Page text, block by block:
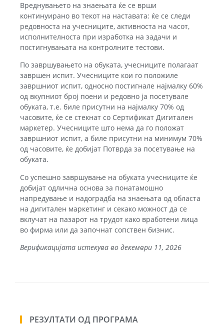
Вреднувањето на знаењата ќе се врши
континуирано во текот на наставата: ќе се следи
редовноста на учесниците, активноста на часот,
исполнителноста при изработка на задачи и
постигнувањата на контролните тестови.
По завршувањето на обуката, учесниците полагаат
завршен испит. Учесниците кои го положиле
завршниот испит, односно постигнале најмалку 60%
од вкупниот број поени и редовно ја посетувале
обуката, т.е. биле присутни на најмалку 70% од
часовите, ќе се стекнат со Сертификат Дигитален
маркетер. Учесниците што нема да го положат
завршниот испит, а биле присутни на минимум 70%
од часовите, ќе добијат Потврда за посетување на
обуката.
Со успешно завршување на обуката учесниците ќе
добијат одлична основа за понатамошно
напредување и надоградба на знаењата од областа
на дигитален маркетинг и секако можност да се
вклучат на пазарот на трудот како вработени лица
во фирма или да започнат сопствен бизнис.
Верификацијата истекува во декември 11, 2026
РЕЗУЛТАТИ ОД ПРОГРАМА